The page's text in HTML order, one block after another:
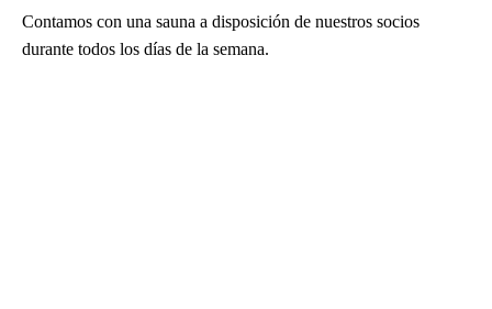
Contamos con una sauna a disposición de nuestros socios
durante todos los días de la semana.